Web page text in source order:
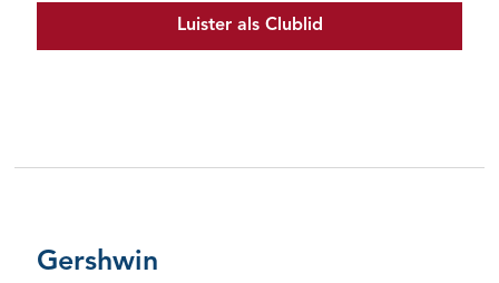
Luister als Clublid
Gershwin